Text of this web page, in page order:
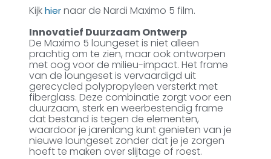
Kijkhiernaar de Nardi Maximo 5 film.
Innovatief Duurzaam Ontwerp
De Maximo 5 loungeset is niet alleen
prachtig om te zien, maar ook ontworpen
met oog voor de milieu-impact. Het frame
van de loungeset is vervaardigd uit
gerecycled polypropyleen versterkt met
fiberglass. Deze combinatie zorgt voor een
duurzaam, sterk en weerbestendig frame
dat bestand is tegen de elementen,
waardoor je jarenlang kunt genieten van je
nieuwe loungeset zonder dat je je zorgen
hoeft te maken over slijtage of roest.